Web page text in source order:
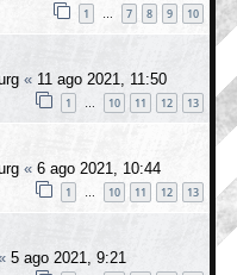
1 … 7 8 9 10
« 11 ago 2021, 11:50
1 … 10 11 12 13
« 6 ago 2021, 10:44
1 … 10 11 12 13
5 ago 2021, 9:21